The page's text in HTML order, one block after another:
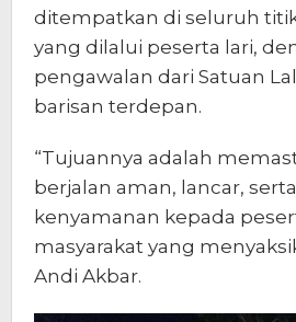
ditempatkan di seluruh
yang dilalui peserta lari,
pengawalan dari Satuan
barisan terdepan.
“Tujuannya adalah
berjalan aman, lancar,
kenyamanan kepada
masyarakat yang
Andi Akbar.